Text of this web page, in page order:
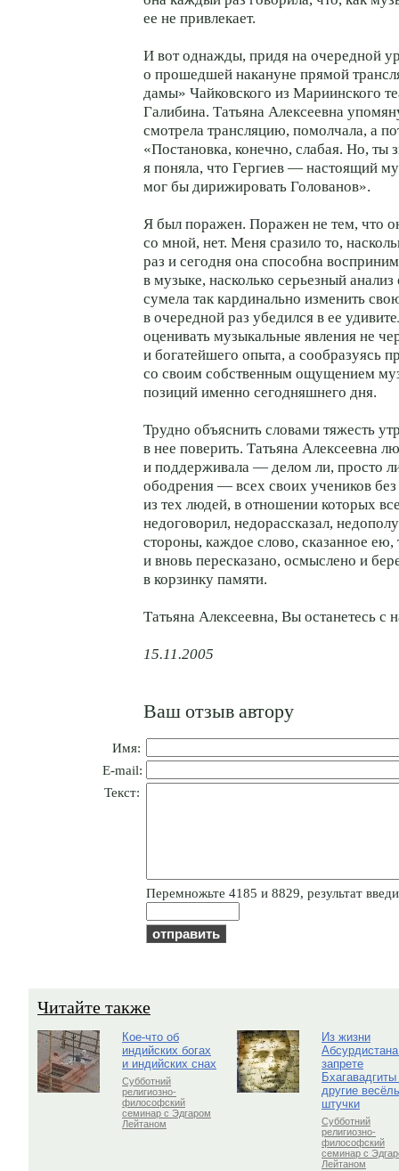
ее не привлекает.
И вот однажды, придя на очередной
о прошедшей накануне прямой
дамы» Чайковского из Мариинского
Галибина. Татьяна Алексеевна
смотрела трансляцию, помолчала, а
«Постановка, конечно, слабая. Но, ты
я поняла, что Гергиев — настоящий
мог бы дирижировать Голованов».
Я был поражен. Поражен не тем, что
со мной, нет. Меня сразило то,
раз и сегодня она способна
в музыке, насколько серьезный анализ
сумела так кардинально изменить
в очередной раз убедился в ее
оценивать музыкальные явления не
и богатейшего опыта, а сообразуясь
со своим собственным ощущением
позиций именно сегодняшнего дня.
Трудно объяснить словами тяжесть
в нее поверить. Татьяна Алексеевна
и поддерживала — делом ли, просто
ободрения — всех своих учеников
из тех людей, в отношении которых
недоговорил, недорассказал,
стороны, каждое слово, сказанное ею,
и вновь пересказано, осмыслено и
в корзинку памяти.
Татьяна Алексеевна, Вы останетесь с
15.11.2005
Ваш отзыв автору
Имя:
E-mail:
Текст:
Пepeмнoжьтe 4185 и 8829, результат
Читайте также
Кое-что об
индийских богах
и индийских снах
Субботний
религиозно-
философский
семинар с Эдгаром
Лейтаном
Из жизни
запрете
Бхагавадгиты
другие
штучки
Субботний
религиозно-
философский
семинар с
Лейтаном